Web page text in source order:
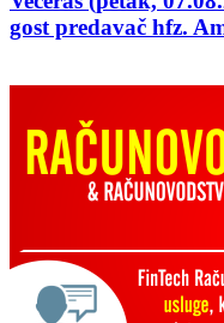
gost predavač hfz.